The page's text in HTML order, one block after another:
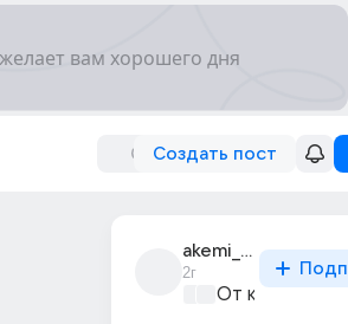
Создать пост
akemi_okudo
2г
От колыбели